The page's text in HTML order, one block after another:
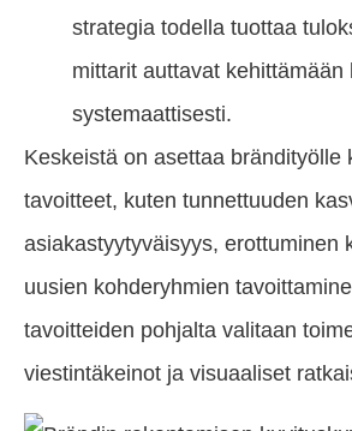
strategia todella tuottaa
mittarit auttavat kehittämään
systemaattisesti.
Keskeistä on asettaa brändityölle
tavoitteet, kuten tunnettuuden
asiakastyytyväisyys, erottuminen
uusien kohderyhmien
tavoitteiden pohjalta valitaan
viestintäkeinot ja visuaaliset